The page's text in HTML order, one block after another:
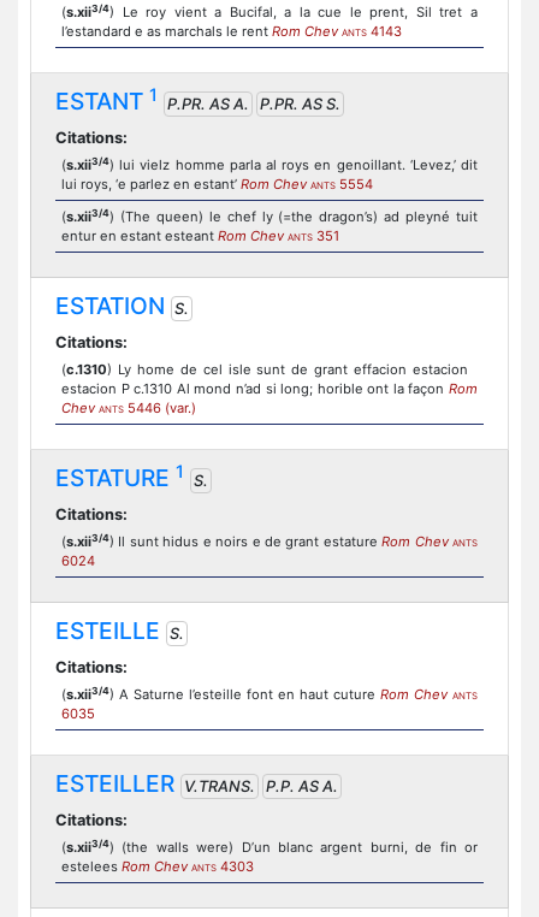
(s.xii3/4) Le roy vient a Bucifal, a la cue le prent, Sil tret a
l’estandard e as marchals le rent Rom Chev ANTS 4143
ESTANT 1 P.PR. AS A.
P.PR. AS S.
Citations:
(s.xii3/4) lui vielz homme parla al roys en genoillant. ‘Levez,’ dit
lui roys, ‘e parlez en estant’ Rom Chev ANTS 5554
(s.xii3/4) (The queen) le chef ly (=the dragon’s) ad pleyné tuit
entur en estant esteant Rom Chev ANTS 351
ESTATION S.
Citations:
(c.1310) Ly home de cel isle sunt de grant effacion estacion
estacion P c.1310 Al mond n’ad si long; horible ont la façon Rom
Chev ANTS 5446 (var.)
ESTATURE 1
S.
Citations:
(s.xii3/4) Il sunt hidus e noirs e de grant estatureRom Chev ANTS
6024
ESTEILLE S.
Citations:
(s.xii3/4) A Saturne l’esteille font en haut cuture Rom Chev ANTS
6035
ESTEILLER V.TRANS.
P.P. AS A.
Citations:
(s.xii3/4) (the walls were) D’un blanc argent burni, de fin or
estelees Rom Chev ANTS 4303